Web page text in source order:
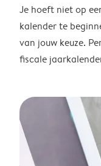
Je hoeft niet op
kalender te
van jouw keuze.
fiscale